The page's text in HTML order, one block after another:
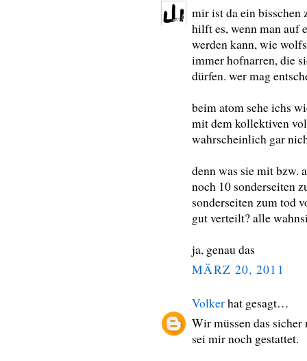
mir ist da ein bisschen
hilft es, wenn man auf
werden kann, wie
immer hofnarren, die
dürfen. wer mag
beim atom sehe ichs
mit dem kollektiven
wahrscheinlich gar
denn was sie mit bzw.
noch 10 sonderseiten
sonderseiten zum tod
gut verteilt? alle
ja, genau das
MÄRZ 20, 2011
Volkerhat gesagt…
Wir müssen das
sei mir noch gestattet.